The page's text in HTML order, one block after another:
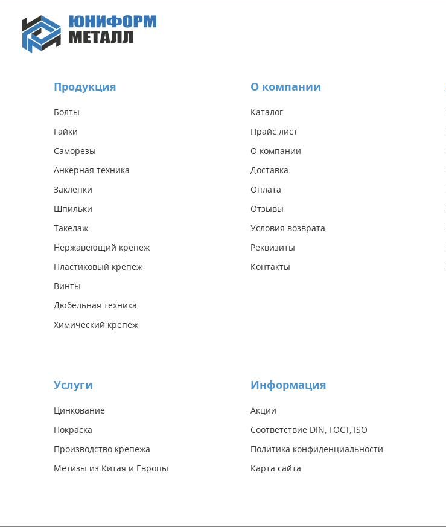
Продукция
Болты
Гайки
Саморезы
Анкерная техника
Заклепки
Шпильки
Такелаж
Нержавеющий крепеж
Пластиковый крепеж
Винты
Дюбельная техника
Химический крепёж
Услуги
Цинкование
Покраска
Производство крепежа
Метизы из Китая и Европы
О компании
Каталог
Прайс лист
О компании
Доставка
Оплата
Отзывы
Условия возврата
Реквизиты
Контакты
Информация
Акции
Соответствие DIN, ГОСТ, ISO
Политика конфиденциальности
Карта сайта